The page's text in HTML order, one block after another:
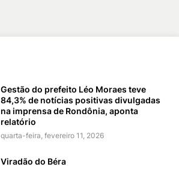
Gestão do prefeito Léo Moraes teve
84,3% de notícias positivas divulgadas
na imprensa de Rondônia, aponta
relatório
quarta-feira, fevereiro 11, 2026
Viradão do Béra